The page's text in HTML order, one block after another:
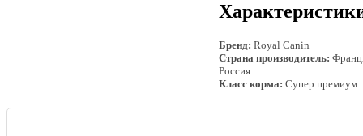
Бренд: Royal Canin
Страна производитель:
Россия
Класс корма: Супер премиум